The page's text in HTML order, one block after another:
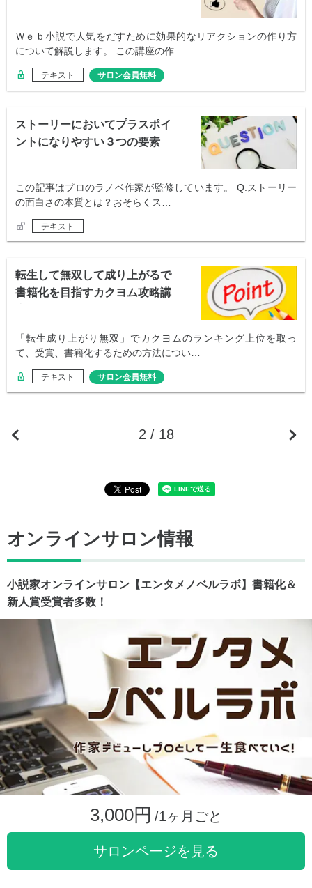
Ｗｅｂ小説で人気をだすために効果的なリアクションの作り方
について解説します。 この講座の作…
テキスト サロン会員無料
ストーリーにおいてプラスポイ
ントになりやすい３つの要素
この記事はプロのラノベ作家が監修しています。 Q.ストーリー
の面白さの本質とは？おそらくス…
テキスト
転生して無双して成り上がるで
書籍化を目指すカクヨム攻略講
「転生成り上がり無双」でカクヨムのランキング上位を取っ
て、受賞、書籍化するための方法につい…
テキスト サロン会員無料
2 / 18
オンラインサロン情報
小説家オンラインサロン【エンタメノベルラボ】書籍化＆
新人賞受賞者多数！
3,000円 /1ヶ月ごと
サロンページを見る